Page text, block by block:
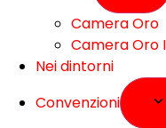
Camera Oro
Camera Oro
Nei dintorni
Convenzioni